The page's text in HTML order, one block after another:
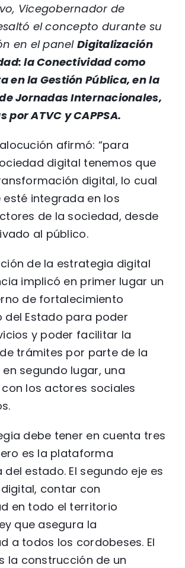
Vicegobernador de
el concepto durante su
en el panelDigitalización
la Conectividad como
en la Gestión Pública, en la
Jornadas Internacionales,
por ATVC y CAPPSA.
afirmó: “para
digital tenemos que
digital, lo cual
integrada en los
de la sociedad, desde
al público.
de la estrategia digital
implicó en primer lugar un
de fortalecimiento
del Estado para poder
y poder facilitar la
trámites por parte de la
segundo lugar, una
los actores sociales
debe tener en cuenta tres
es la plataforma
estado. El segundo eje es
contar con
en todo el territorio
que asegura la
a todos los cordobeses. El
la construcción de un